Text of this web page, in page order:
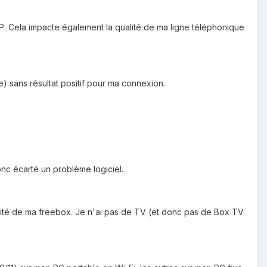
Cela impacte également la qualité de ma ligne téléphonique
résultat positif pour ma connexion.
écarté un problème logiciel.
de ma freebox. Je n'ai pas de TV (et donc pas de Box TV